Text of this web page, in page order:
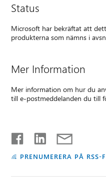
Status
Microsoft har bekräftat att
produkterna som nämns i
Mer Information
Mer information om hur du
till e-postmeddelanden du till
PRENUMERERA PÅ RSS-